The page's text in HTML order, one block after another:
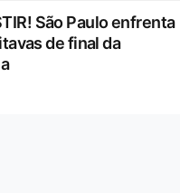
São Paulo enfrenta
de final da